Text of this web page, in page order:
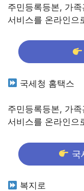
주민등록등본, 가
서비스를 온라인으
국세청 홈택스
주민등록등본, 가
서비스를 온라인으
국
복지로